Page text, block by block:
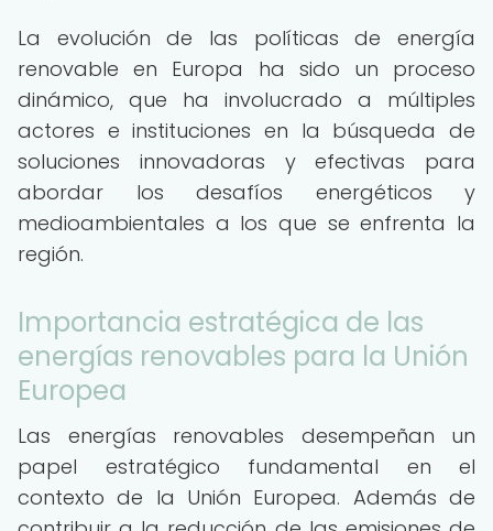
La evolución de las políticas de energía
renovable en Europa ha sido un proceso
dinámico, que ha involucrado a múltiples
actores e instituciones en la búsqueda de
soluciones innovadoras y efectivas para
abordar los desafíos energéticos y
medioambientales a los que se enfrenta la
región.
Importancia estratégica de las
energías renovables para la Unión
Europea
Las energías renovables desempeñan un
papel estratégico fundamental en el
contexto de la Unión Europea. Además de